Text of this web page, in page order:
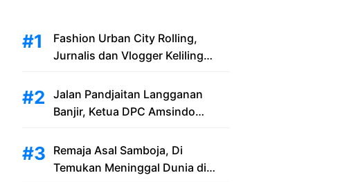
Fashion Urban City Rolling,
Jurnalis dan Vlogger Keliling
Stylo 160
Jalan Pandjaitan Langganan
Banjir, Ketua DPC Amsindo
Solusi Saat Penumpang Bandara
dan Masyarakat Terjebak Banjir
Remaja Asal Samboja, Di
Temukan Meninggal Dunia di